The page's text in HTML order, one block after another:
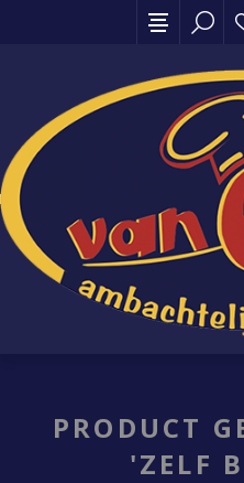
PRODUCT
'ZELF